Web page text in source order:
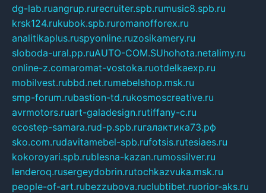
dg-lab.ruangrup.rurecruiter.spb.rumusic8.spb.ru
krsk124.rukubok.spb.ruromanofforex.ru
analitikaplus.ruspyonline.ruzosikamery.ru
sloboda-ural.pp.ruAUTO-COM.SUhohota.netalimy.ru
online-z.comaromat-vostoka.ruotdelkaexp.ru
mobilvest.rubbd.net.rumebelshop.msk.ru
smp-forum.rubastion-td.rukosmoscreative.ru
avrmotors.ruart-galadesign.rutiffany-c.ru
ecostep-samara.rud-p.spb.ruгалактика73.рф
sko.com.rudavitamebel-spb.rufotsis.rutesiaes.ru
kokoroyari.spb.rublesna-kazan.rumossilver.ru
lenderoq.rusergeydobrin.rutochkazvuka.msk.ru
people-of-art.rubezzubova.ruclubtibet.ruorior-aks.ru